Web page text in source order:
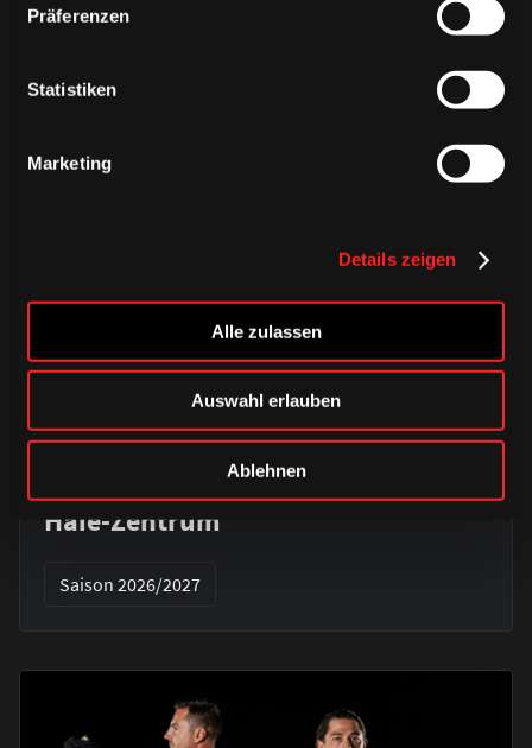
Präferenzen
Statistiken
Marketing
Details zeigen
Alle zulassen
Auswahl erlauben
Ablehnen
ÄHNLICHE NEWS
DONNERSTAG, 06. AUGUST 2026
Alle Infos zum öffentlichen
Trainingsauftakt am Sonntag im
Haie-Zentrum
Saison 2026/2027